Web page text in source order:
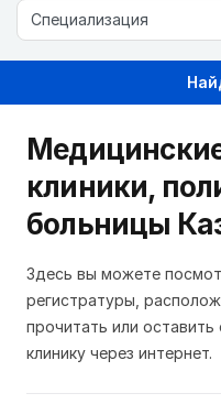
Специализация
клиники,
больницы
Здесь вы можете
регистратуры,
прочитать или
клинику через интернет.